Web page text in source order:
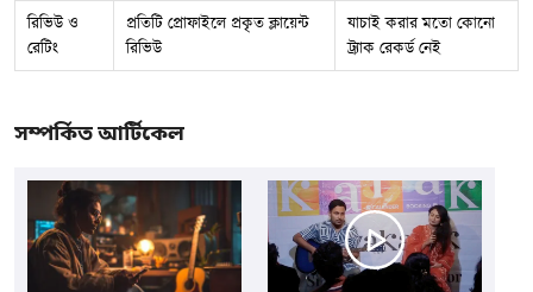
রিভিউ ও
রেটিং
প্রতিটি প্রোফাইলে প্রকৃত ক্লায়েন্ট
রিভিউ
যাচাই করার মতো কোনো
ট্র্যাক রেকর্ড নেই
সম্পর্কিত আর্টিকেল